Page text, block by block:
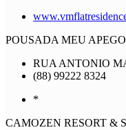
POUSADA MEU APEGO
RUA ANTONIO
(88) 99222 8324
*
CAMOZEN RESORT &